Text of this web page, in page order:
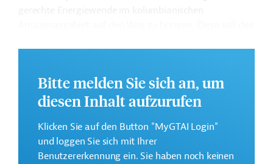
Weitere Informationen zu dem geplanten
Entwicklungsprojekt finden Sie auf derWebseite der
.
GTAI informiert über die IDB: Schwerpunkte, Regularien
und praktische Hinweise zur Geschäftsanbahnung.
Bitte melden Sie sich an, um
diesen Inhalt aufzurufen
Klicken Sie auf den Button "MyGTAI Login"
und loggen Sie sich mit Ihrer
Benutzererkennung ein. Sie haben noch keinen